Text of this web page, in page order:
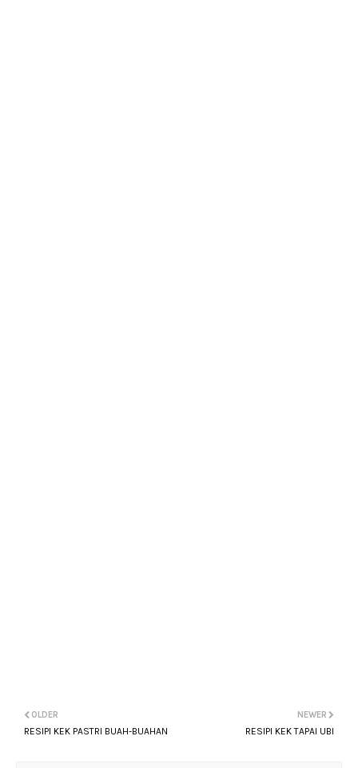
NEWER
RESIPI KEK TAPAI UBI
OLDER
RESIPI KEK PASTRI BUAH-BUAHAN